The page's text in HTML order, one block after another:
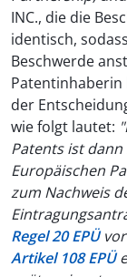
INC., die die
identisch,
Beschwerde
Patentinhaberin
der
wie folgt lautet:
Patents ist
Europäischen
zum Nachweis
Regel 20 EPÜvor
Artikel 108 EPÜ